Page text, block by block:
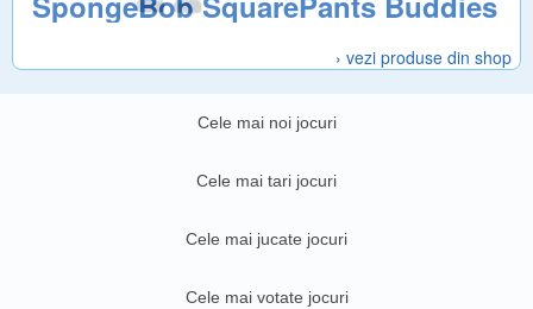
› vezi produse din shop
Cele mai noi jocuri
Cele mai tari jocuri
Cele mai jucate jocuri
Cele mai votate jocuri